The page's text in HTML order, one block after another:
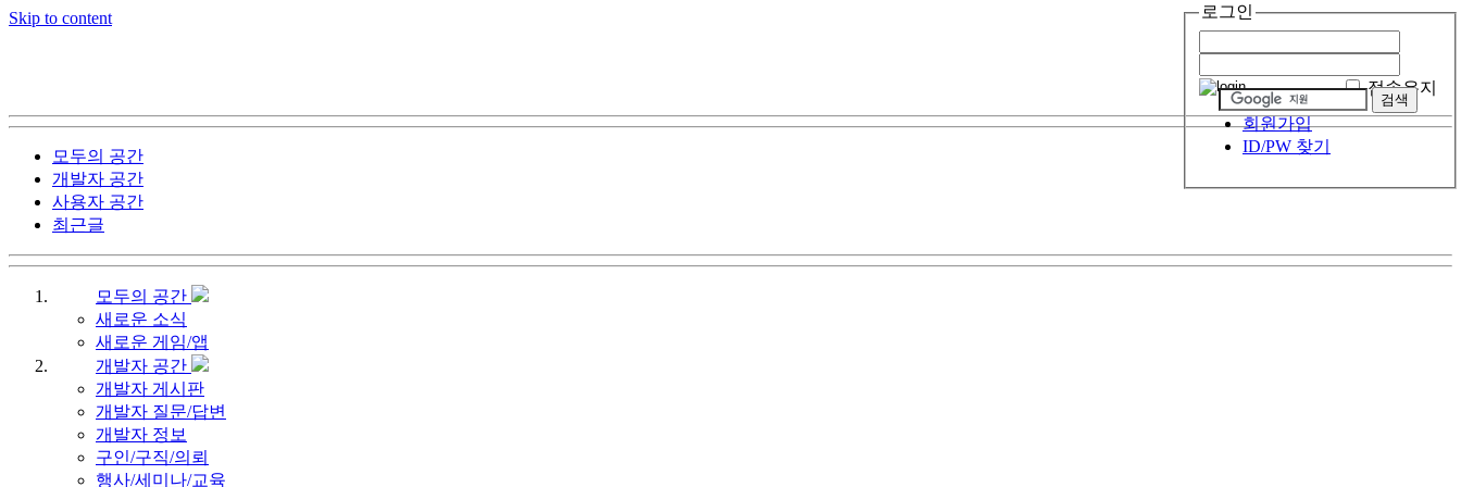
Skip to content
모두의 공간
개발자 공간
사용자 공간
최근글
로그인
접속유지
회원가입
ID/PW 찾기
모두의 공간
새로운 소식
새로운 게임/앱
개발자 공간
개발자 게시판
개발자 질문/답변
개발자 정보
구인/구직/의뢰
행사/세미나/교육